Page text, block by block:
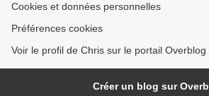
Cookies et données personnelles
Préférences cookies
Voir le profil de Chris sur le portail Overblog
Créer un blog sur